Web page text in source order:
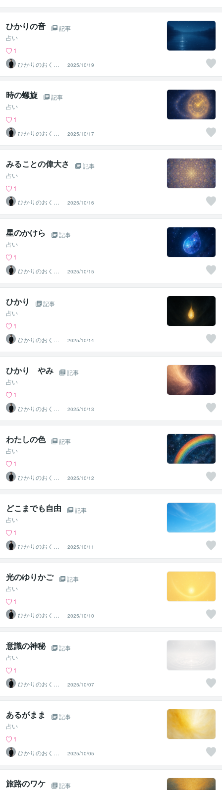
ひかりの音
記事
占い
1
ひかりのおくり
て〜SinMa〜
2025/10/19
時の螺旋
記事
占い
1
ひかりのおくり
て〜SinMa〜
2025/10/17
みることの偉大さ
記事
占い
1
ひかりのおくり
て〜SinMa〜
2025/10/16
星のかけら
記事
占い
1
ひかりのおくり
て〜SinMa〜
2025/10/15
ひかり
記事
占い
1
ひかりのおくり
て〜SinMa〜
2025/10/14
ひかり やみ
記事
占い
1
ひかりのおくり
て〜SinMa〜
2025/10/13
わたしの色
記事
占い
1
ひかりのおくり
て〜SinMa〜
2025/10/12
どこまでも自由
記事
占い
1
ひかりのおくり
て〜SinMa〜
2025/10/11
光のゆりかご
記事
占い
1
ひかりのおくり
て〜SinMa〜
2025/10/10
意識の神秘
記事
占い
1
ひかりのおくり
て〜SinMa〜
2025/10/07
あるがまま
記事
占い
1
ひかりのおくり
て〜SinMa〜
2025/10/05
旅路のワケ
記事